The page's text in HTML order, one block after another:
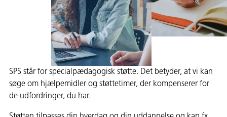
SPS står for specialpædagogisk støtte. Det betyder, at vi kan
søge om hjælpemidler og støttetimer, der kompenserer for
de udfordringer, du har.